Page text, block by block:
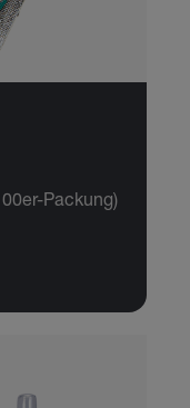
Packung)